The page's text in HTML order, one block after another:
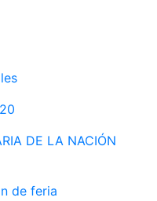
DE LA NACIÓN
de feria